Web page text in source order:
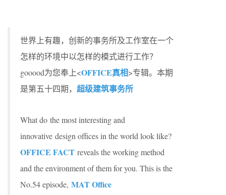
世界上有趣，创新的事务所及工作室在一个
怎样的环境中以怎样的模式进行工作？
gooood为您奉上<OFFICE真相>专辑。本期
是第五十四期， 超级建筑事务所
What do the most interesting and
innovative design offices in the world look like?
OFFICE FACT reveals the working method
and the environment of them for you. This is the
No.54 episode, MAT Office